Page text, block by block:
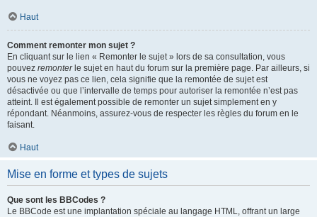
Haut
Comment remonter mon sujet ?
En cliquant sur le lien « Remonter le sujet » lors de sa consultation, vous
pouvez remonterle sujet en haut du forum sur la première page. Par ailleurs, si
vous ne voyez pas ce lien, cela signifie que la remontée de sujet est
désactivée ou que l’intervalle de temps pour autoriser la remontée n’est pas
atteint. Il est également possible de remonter un sujet simplement en y
répondant. Néanmoins, assurez-vous de respecter les règles du forum en le
faisant.
Haut
Mise en forme et types de sujets
Que sont les BBCodes ?
Le BBCode est une implantation spéciale au langage HTML, offrant un large